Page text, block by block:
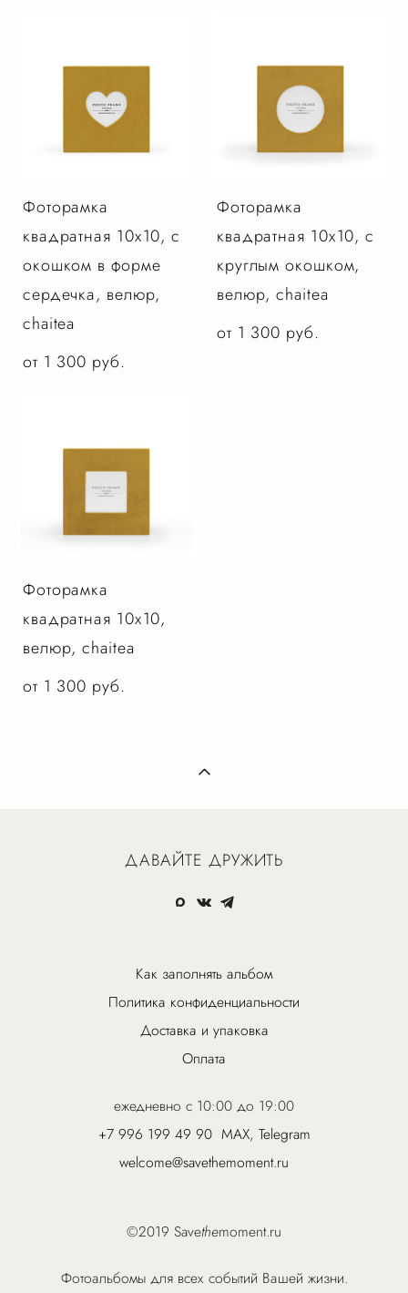
Фоторамка
квадратная 10х10, с
окошком в форме
сердечка, велюр,
chaitea
от 1 300 pуб.
Фоторамка
квадратная 10х10, с
круглым окошком,
велюр, chaitea
от 1 300 pуб.
Фоторамка
квадратная 10х10,
велюр, chaitea
от 1 300 pуб.
ДАВАЙТЕ ДРУЖИТЬ
Как заполнять альбом
Политика конфиденциальности
Доставка и упаковка
Оплата
ежедневно с 10:00 до 19:00
+7 996 199 49 90 MAX, Telegram
welcome@savethemoment.ru
©2019 Savethemoment.ru
Фотоальбомы для всех событий Вашей жизни.